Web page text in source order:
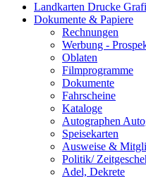
Landkarten Drucke
Dokumente & Papiere
Rechnungen
Werbung -
Oblaten
Filmprogramme
Dokumente
Fahrscheine
Kataloge
Autographen
Speisekarten
Ausweise &
Politik/
Adel, Dekrete